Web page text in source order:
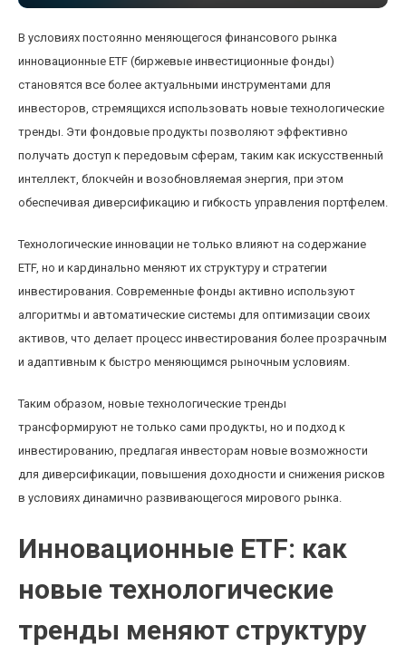
В условиях постоянно меняющегося финансового рынка
инновационные ETF (биржевые инвестиционные фонды)
становятся все более актуальными инструментами для
инвесторов, стремящихся использовать новые технологические
тренды. Эти фондовые продукты позволяют эффективно
получать доступ к передовым сферам, таким как искусственный
интеллект, блокчейн и возобновляемая энергия, при этом
обеспечивая диверсификацию и гибкость управления портфелем.
Технологические инновации не только влияют на содержание
ETF, но и кардинально меняют их структуру и стратегии
инвестирования. Современные фонды активно используют
алгоритмы и автоматические системы для оптимизации своих
активов, что делает процесс инвестирования более прозрачным
и адаптивным к быстро меняющимся рыночным условиям.
Таким образом, новые технологические тренды
трансформируют не только сами продукты, но и подход к
инвестированию, предлагая инвесторам новые возможности
для диверсификации, повышения доходности и снижения рисков
в условиях динамично развивающегося мирового рынка.
Инновационные ETF: как
новые технологические
тренды меняют структуру